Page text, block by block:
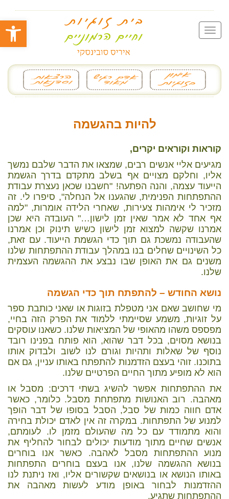
פתח
להיות בהגשמה
קוראות וקוראים יקרים,
מגיעים אליי אנשים רבים, שמצאו את הדבר שלבם נמשך
אליו, וחלקם מצויים אף בשלב מתקדם בדרך הגשמת
הייעוד עצמה, והנה הפתעה! "חשבנו שכאן נעצרת עבודת
ההתפתחות הפנימית, שהגענו אל הנחלה", סיפרו לי. זה
מזכיר לי אימהות צעירות, שאחרי הלידה אומרות, "למה
אף אחד לא אמר שאין זמן לישון…" העובדה היא שכן
אמרנו שקשה למצוא זמן לישון כשיש תינוק וכן אמרנו
שהעבודה נמשכת גם תוך כדי הגשמת הייעוד. עם זאת,
כל השינויים שחלים בנו במהלך עבודת ההתפתחות שלנו
משנים גם את האופן שבו נבצע את ההגשמה העצמית
שלנו.
נושא החודש – להתפתח תוך כדי הגשמה
מי שחושב שאם אני מטפלת בזוגות או שאני כותבת ספר
על זוגיות, משמע שסיימתי ללמוד את הפרק הזה בחיי,
מפספס משהו מהאופי של המציאות שלנו. כשאנו עוסקים
בנושא מסוים, בכל דבר שהוא, הוא פותח בפנינו רובד
נוסף של שאלות ותהיות וגורם לנו לשוב ולבדוק אותו
בתוכנו. זוהי בעצם הזדמנות להתפתח באותו עניין, גם אם
הוא לא מופיע מתוך החיים הפרטיים שלנו.
את ההתפתחות אפשר להשיג בשתי דרכים: מסבל או
מאהבה. רוב האנושות מתפתחת מסבל. כלומר, כאשר
אדם חווה כמות של סבל, הסבל בסופו של דבר הופך
למנוע של התפתחות. במקרה זה אין לאדם יכולת בחירה
והוא מתמודד עם כל מה שהעולם מזמן לו. לעומתם,
אנשים שחיים מתוך מודעות יכולים לבחור להחליף את
מנוע ההתפתחות מסבל לאהבה. כאשר אנו בוחרים
בנושא ההגשמה שלנו, אנו בעצם בוחרים התפתחות
באותו הנושא או בנושאים שקשורים אליו, ואז ניתנת לנו
ההזדמנות לבחור באופן מודע לעשות מאהבה את
ההתפתחות שתגיע.